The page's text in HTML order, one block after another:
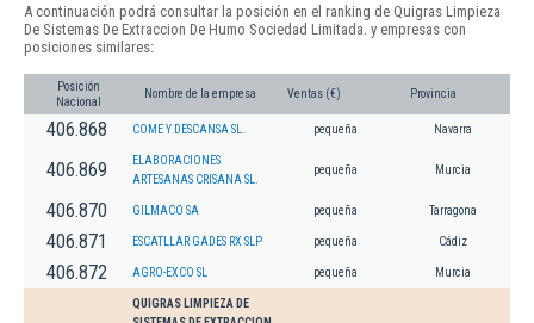
A continuación podrá consultar la posición en el ranking de Quigras Limpieza
De Sistemas De Extraccion De Humo Sociedad Limitada. y empresas con
posiciones similares:
Posición
Nacional
Nombre de la empresa Ventas (€) Provincia
406.868 COME Y DESCANSA SL. pequeña Navarra
406.869
ELABORACIONES
ARTESANAS CRISANA SL.
pequeña Murcia
406.870 GILMACO SA pequeña Tarragona
406.871 ESCATLLAR GADES RX SLP pequeña Cádiz
406.872 AGRO-EXCO SL pequeña Murcia
QUIGRAS LIMPIEZA DE